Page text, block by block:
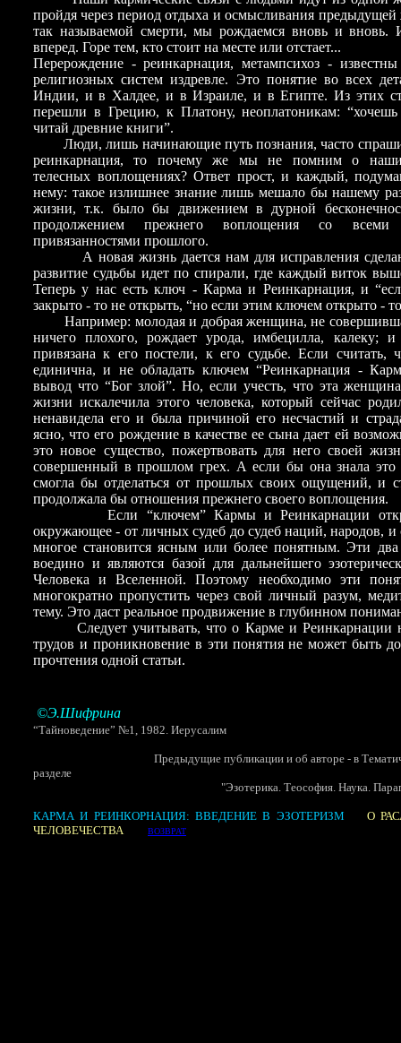
пройдя через период отдыха и осмысливания
так называемой смерти, мы рождаемся вновь и вновь.
вперед. Горе тем, кто стоит на месте или отстает...
Перерождение - реинкарнация, метампсихоз -
религиозных систем издревле. Это понятие во всех
Индии, и в Халдее, и в Израиле, и в Египте. Из этих
перешли в Грецию, к Платону, неоплатоникам: “хочешь
читай древние книги”.
Люди, лишь начинающие путь познания, часто
реинкарнация, то почему же мы не помним о
телесных воплощениях? Ответ прост, и каждый,
нему: такое излишнее знание лишь мешало бы нашему
жизни, т.к. было бы движением в дурной
продолжением прежнего воплощения со всеми
привязанностями прошлого.
А новая жизнь дается нам для исправления
развитие судьбы идет по спирали, где каждый виток
Теперь у нас есть ключ - Карма и Реинкарнация, и
закрыто - то не открыть, “но если этим ключем открыто -
Например: молодая и добрая женщина, не
ничего плохого, рождает урода, имбецилла, калеку;
привязана к его постели, к его судьбе. Если считать,
единична, и не обладать ключем “Реинкарнация -
вывод что “Бог злой”. Но, если учесть, что эта
жизни искалечила этого человека, который сейчас
ненавидела его и была причиной его несчастий и
ясно, что его рождение в качестве ее сына дает ей
это новое существо, пожертвовать для него своей
совершенный в прошлом грех. А если бы она знала это
смогла бы отделаться от прошлых своих ощущений, и
продолжала бы отношения прежнего своего воплощения.
Если “ключем” Кармы и Реинкарнации
окружающее - от личных судеб до судеб наций, народов, и
многое становится ясным или более понятным. Эти
воедино и являются базой для дальнейшего
Человека и Вселенной. Поэтому необходимо эти
многократно пропустить через свой личный разум,
тему. Это даст реальное продвижение в глубинном
Следует учитывать, что о Карме и Реинкарнации
трудов и проникновение в эти понятия не может быть
прочтения одной статьи.
©Э.Шифрина
“Тайноведение” №1, 1982. Иерусалим
Предыдущие публикации и об авторе - в
разделе
"Эзотерика. Теософия. Наука.
КАРМА И РЕИНКОРНАЦИЯ: ВВЕДЕНИЕ В ЭЗОТЕРИЗМ
О
ЧЕЛОВЕЧЕСТВА
ВОЗВРАТ